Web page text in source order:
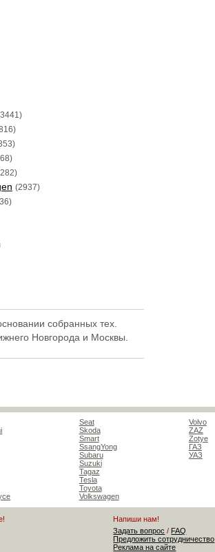
(2937)
собранных тех.
Новгорода и Москвы.
Seat
Skoda
Smart
SsangYong
Subaru
Suzuki
Tagaz
Tesla
Toyota
Volkswagen
Volvo
ZAZ
Zotye
ГАЗ
УАЗ
Напиши нам!
Задать вопрос / FAQ
Предложить сотрудничество
Реклама на сайте